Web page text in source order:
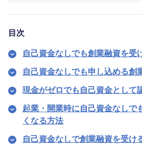
目次
自己資金なしでも創業融資を受
自己資金なしでも申し込める創
現金がゼロでも自己資金として
起業・開業時に自己資金なしで
くなる方法
自己資金なしで創業融資を受け